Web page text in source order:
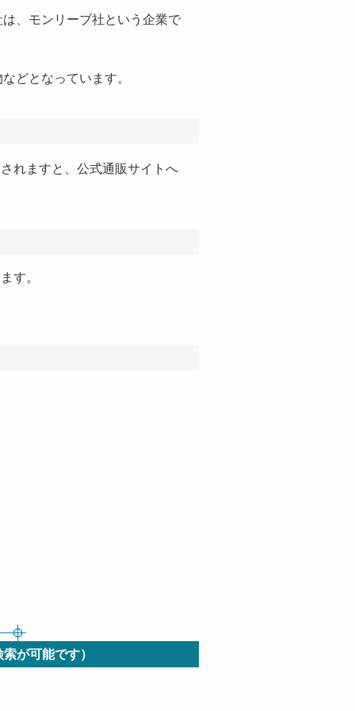
、モンリーブ社という企業で
どとなっています。
れますと、公式通販サイトへ
す。
が可能です）